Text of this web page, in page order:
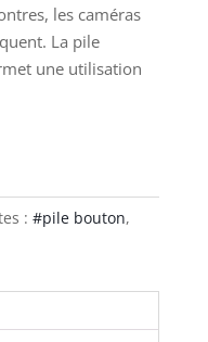
les caméras
La pile
une utilisation
: #pile bouton,